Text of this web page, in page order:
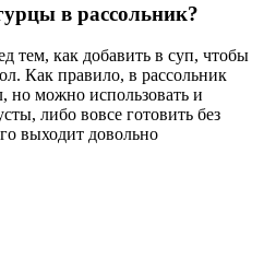
в рассольник?
тем, как добавить в суп, чтобы
Как правило, в рассольник
но можно использовать и
либо вовсе готовить без
выходит довольно